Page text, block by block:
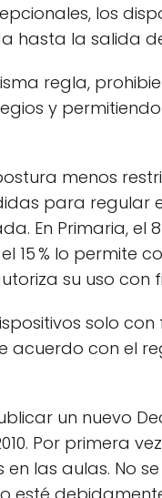
los
hasta la salida
regla,
y
menos
para regular
En Primaria, el
15 % lo permite
su uso con
solo
acuerdo con el
un nuevo
Por primera
las aulas. No